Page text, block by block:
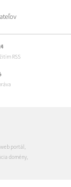
RSS
web portál,
domény,